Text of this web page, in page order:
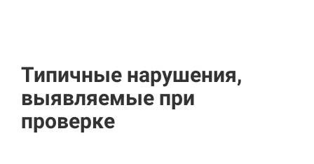
Типичные нарушения,
выявляемые при
проверке